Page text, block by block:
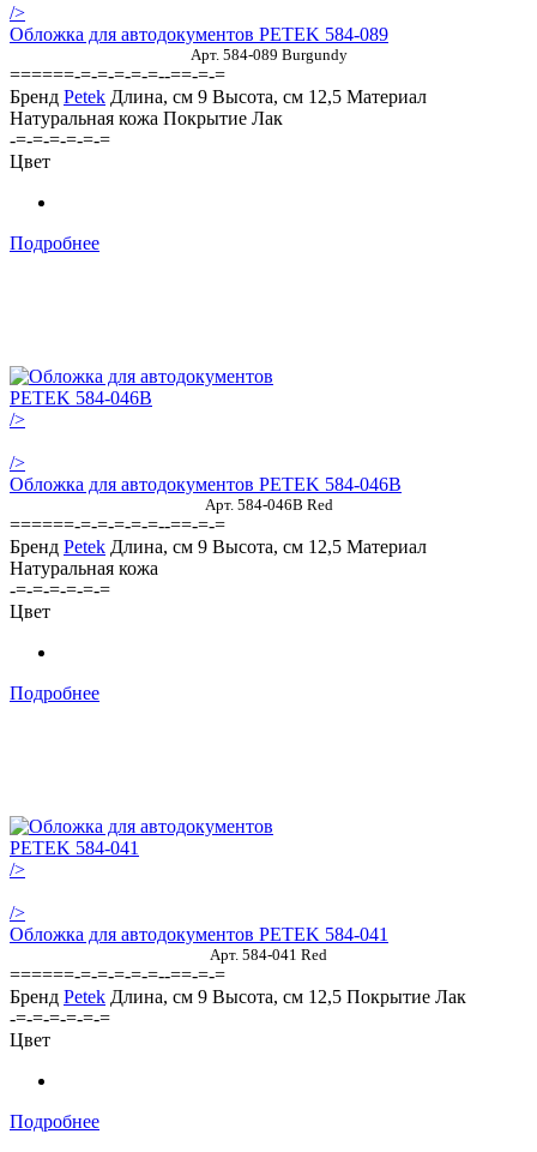
/>
Обложка для автодокументов PETEK 584-089
Арт. 584-089 Burgundy
======-=-=-=-=-=--==-=-=
Бренд Petek Длина, см 9 Высота, см 12,5 Материал
Натуральная кожа Покрытие Лак
-=-=-=-=-=-=
Цвет
Подробнее
/>
/>
Обложка для автодокументов PETEK 584-046B
Арт. 584-046В Red
======-=-=-=-=-=--==-=-=
Бренд Petek Длина, см 9 Высота, см 12,5 Материал
Натуральная кожа
-=-=-=-=-=-=
Цвет
Подробнее
/>
/>
Обложка для автодокументов PETEK 584-041
Арт. 584-041 Red
======-=-=-=-=-=--==-=-=
Бренд Petek Длина, см 9 Высота, см 12,5 Покрытие Лак
-=-=-=-=-=-=
Цвет
Подробнее